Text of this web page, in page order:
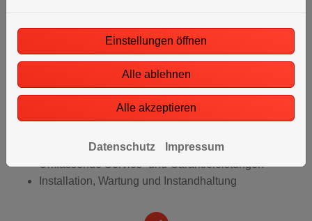
Hohe Qualität und fachgerechte Ausführung
Umfassende Service- und Garantieleistungen
Installation, Wartung und Instandhaltung
Einstellungen öffnen
Alle ablehnen
Alle akzeptieren
Datenschutz Impressum